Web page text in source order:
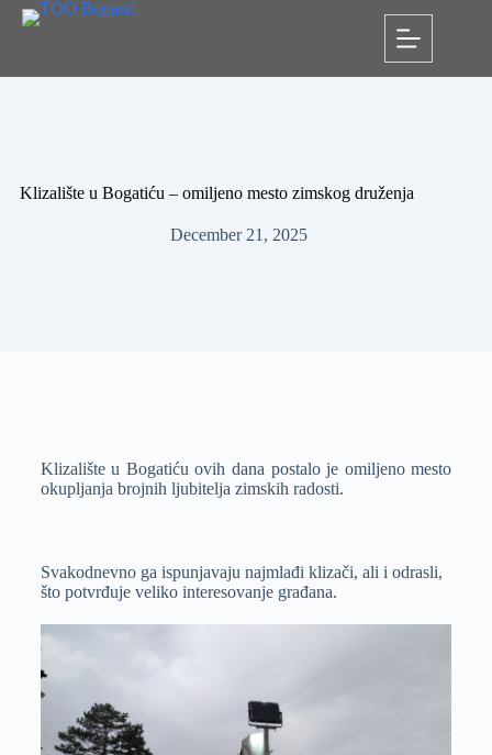
Klizalište u Bogatiću – omiljeno mesto zimskog druženja
December 21, 2025
Klizalište u Bogatiću ovih dana postalo je omiljeno mesto
okupljanja brojnih ljubitelja zimskih radosti.
Svakodnevno ga ispunjavaju najmlađi klizači, ali i odrasli,
što potvrđuje veliko interesovanje građana.